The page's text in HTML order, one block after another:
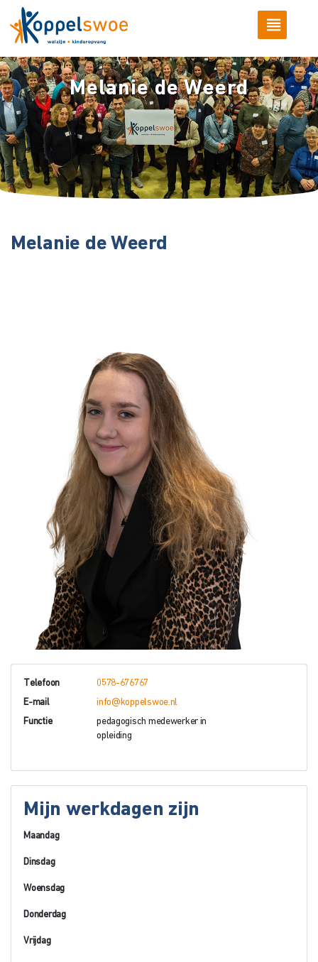
Melanie de Weerd
Melanie de Weerd
Telefoon 0578-676767
E-mail info@koppelswoe.nl
Functie
pedagogisch medewerker in
opleiding
Mijn werkdagen zijn
Maandag
Dinsdag
Woensdag
Donderdag
Vrijdag